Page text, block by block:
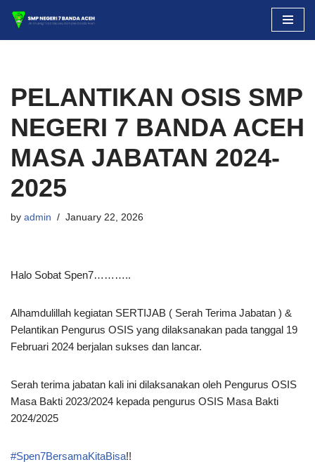
Skip
PELANTIKAN OSIS SMP
NEGERI 7 BANDA ACEH
MASA JABATAN 2024-
2025
by admin January 22, 2026
Halo Sobat Spen7………..
Alhamdulillah kegiatan SERTIJAB ( Serah Terima Jabatan ) &
Pelantikan Pengurus OSIS yang dilaksanakan pada tanggal 19
Februari 2024 berjalan sukses dan lancar.
Serah terima jabatan kali ini dilaksanakan oleh Pengurus OSIS
Masa Bakti 2023/2024 kepada pengurus OSIS Masa Bakti
2024/2025
#Spen7BersamaKitaBisa!!